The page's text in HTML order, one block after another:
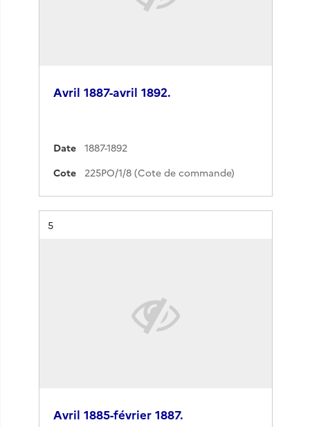
Avril 1887-avril 1892.
Date
1887-1892
Cote
225PO/1/8 (Cote de commande)
Résultat n°
5
Avril 1885-février 1887.